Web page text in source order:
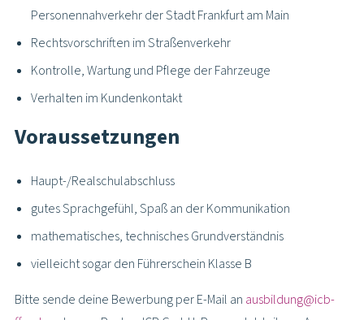
Personennahverkehr der Stadt Frankfurt am Main
Rechtsvorschriften im Straßenverkehr
Kontrolle, Wartung und Pflege der Fahrzeuge
Verhalten im Kundenkontakt
Voraussetzungen
Haupt-/Realschulabschluss
gutes Sprachgefühl, Spaß an der Kommunikation
mathematisches, technisches Grundverständnis
vielleicht sogar den Führerschein Klasse B
Bitte sende deine Bewerbung per E-Mail an ausbildung@icb-